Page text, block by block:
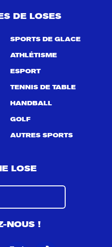
DE LOSES
SPORTS DE GLACE
ATHLÉTISME
ESPORT
TENNIS DE TABLE
HANDBALL
GOLF
AUTRES SPORTS
LOSE
NOUS !